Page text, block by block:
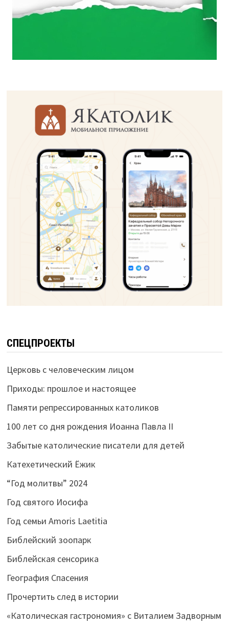
СПЕЦПРОЕКТЫ
Церковь с человеческим лицом
Приходы: прошлое и настоящее
Памяти репрессированных католиков
100 лет со дня рождения Иоанна Павла II
Забытые католические писатели для детей
Катехетический Ёжик
“Год молитвы” 2024
Год святого Иосифа
Год семьи Amoris Laetitia
Библейский зоопарк
Библейская сенсорика
География Спасения
Прочертить след в истории
«Католическая гастрономия» с Виталием Задворным